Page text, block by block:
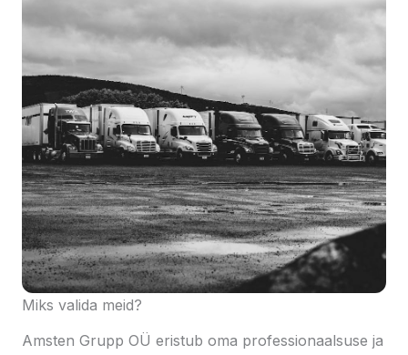
Miks valida meid?
Amsten Grupp OÜ eristub oma professionaalsuse ja